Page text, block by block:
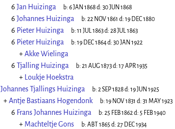
6 Jan Huizinga b: 6 JAN 1868d: 30 JUN 1868
6 Johannes Huizinga b: 22 NOV 1861 d: 19 DEC 1880
6 Pieter Huizinga b: 11 JUL 1863d: 28 JUL 1863
6 Pieter Huizinga b: 19 DEC 1864d: 30 JAN 1922
+Akke Wielinga
6 Tjalling Huizinga b: 21 AUG 1873d: 17 APR 1935
+
Loukje Hoekstra
Johannes Tjallings Huizinga b: 2 SEP 1828d: 19 JUN 1925
+Antje Bastiaans Hogendonk b: 19 NOV 1831 d: 31 MAY 1923
6 Frans Johannes Huizinga b: 25 FEB 1862d: 5 FEB 1940
+ Machteltje Gons b: ABT 1865 d: 27 DEC 1934